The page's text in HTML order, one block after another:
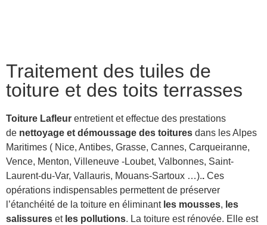
Traitement des tuiles de
toiture et des toits terrasses
Toiture Lafleur entretient et effectue des prestations
de nettoyage et démoussage des toitures dans les Alpes
Maritimes ( Nice, Antibes, Grasse, Cannes, Carqueiranne,
Vence, Menton, Villeneuve -Loubet, Valbonnes, Saint-
Laurent-du-Var, Vallauris, Mouans-Sartoux …).. Ces
opérations indispensables permettent de préserver
l’étanchéité de la toiture en éliminant les mousses, les
salissures et les pollutions. La toiture est rénovée. Elle est